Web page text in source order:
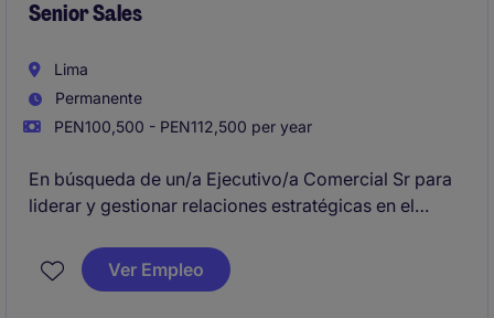
Senior Sales
Lima
Permanente
PEN100,500 - PEN112,500 per year
En búsqueda de un/a Ejecutivo/a Comercial Sr para
liderar y gestionar relaciones estratégicas en el
Productos de transmisión de potencia y
rodamientos. Este rol, ubicado en Lima, se enfocará
Ver Empleo